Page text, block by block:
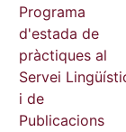
Programa
d'estada de
pràctiques al
Servei
i de
Publicacions